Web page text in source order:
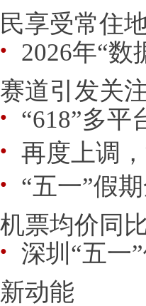
民享受常住
● 2026年“
赛道引发关
● “618”多
● 再度上调
● “五一”假
机票均价同
● 深圳“五一
新动能